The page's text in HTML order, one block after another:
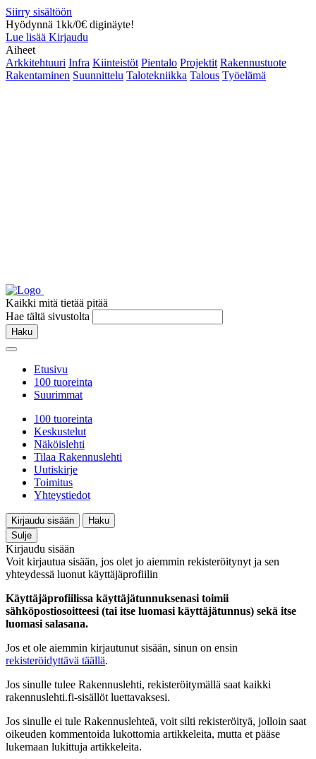
Siirry sisältöön
Hyödynnä 1kk/0€ diginäyte!
Lue lisää Kirjaudu
Aiheet
Arkkitehtuuri Infra Kiinteistöt Pientalo Projektit Rakennustuote
Rakentaminen Suunnittelu Talotekniikka Talous Työelämä
Kaikki mitä tietää pitää
Hae tältä sivustolta
Haku
Etusivu
100 tuoreinta
Suurimmat
100 tuoreinta
Keskustelut
Näköislehti
Tilaa Rakennuslehti
Uutiskirje
Toimitus
Yhteystiedot
Kirjaudu sisään
Haku
Sulje
Kirjaudu sisään
Voit kirjautua sisään, jos olet jo aiemmin rekisteröitynyt ja sen
yhteydessä luonut käyttäjäprofiilin
Käyttäjäprofiilissa käyttäjätunnuksenasi toimii
sähköpostiosoitteesi (tai itse luomasi käyttäjätunnus) sekä itse
luomasi salasana.
Jos et ole aiemmin kirjautunut sisään, sinun on ensin
rekisteröidyttävä täällä.
Jos sinulle tulee Rakennuslehti, rekisteröitymällä saat kaikki
rakennuslehti.fi-sisällöt luettavaksesi.
Jos sinulle ei tule Rakennuslehteä, voit silti rekisteröityä, jolloin saat
oikeuden kommentoida lukottomia artikkeleita, mutta et pääse
lukemaan lukittuja artikkeleita.